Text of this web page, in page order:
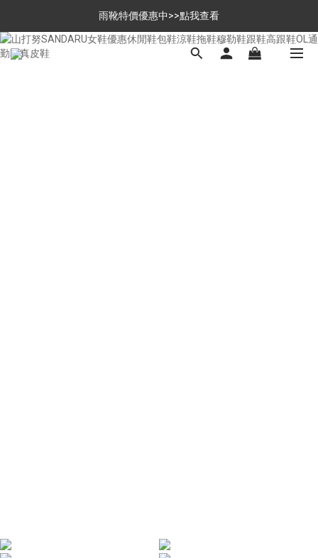
$699免運，優惠品點數5倍送
雨靴特價優惠中>>點我查看
$699免運，優惠品點數5倍送